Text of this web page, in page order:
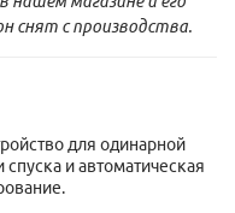
снят с производства.
для одинарной
и автоматическая